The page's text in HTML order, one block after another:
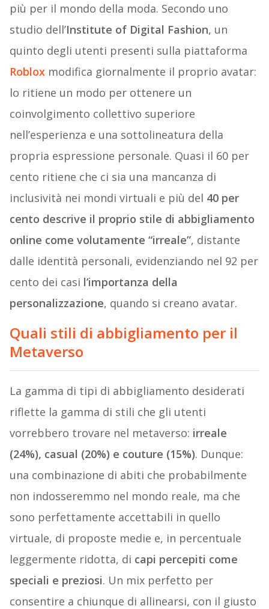
più per il mondo della moda. Secondo uno
studio dell’Institute of Digital Fashion, un
quinto degli utenti presenti sulla piattaforma
Roblox modifica giornalmente il proprio avatar:
lo ritiene un modo per ottenere un
coinvolgimento collettivo superiore
nell’esperienza e una sottolineatura della
propria espressione personale. Quasi il 60 per
cento ritiene che ci sia una mancanza di
inclusività nei mondi virtuali e più del 40 per
cento descrive il proprio stile di abbigliamento
online come volutamente “irreale”, distante
dalle identità personali, evidenziando nel 92 per
cento dei casi l’importanza della
personalizzazione, quando si creano avatar.
Quali stili di abbigliamento per il
Metaverso
La gamma di tipi di abbigliamento desiderati
riflette la gamma di stili che gli utenti
vorrebbero trovare nel metaverso: irreale
(24%), casual (20%) e couture (15%). Dunque:
una combinazione di abiti che probabilmente
non indosseremmo nel mondo reale, ma che
sono perfettamente accettabili in quello
virtuale, di proposte medie e, in percentuale
leggermente ridotta, di capi percepiti come
speciali e preziosi. Un mix perfetto per
consentire a chiunque di allinearsi, con il giusto